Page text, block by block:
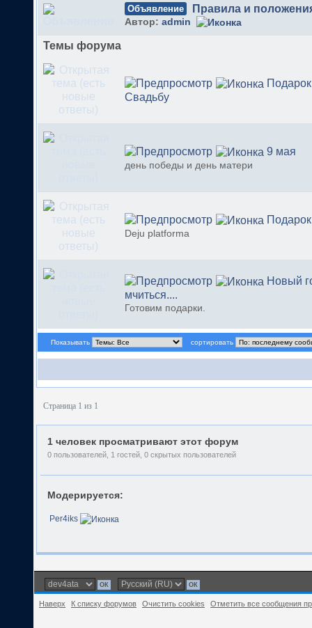
Объявление Правила и
Автор: admin
Темы форума
Свадьбу
9 мая
день победы и день матери
Подарок
Deju platforma
Новый
мчиться....
Готовим подарки.
Показывать сортировать
Страница 1 из 1
1 человек просматривают этот форум
0 пользователей, 1 гостей, 0 скрытых пользователей
Модерируется:
Per4iks
Наверх К списку форумов Очистить cookies Отметить все сообщения